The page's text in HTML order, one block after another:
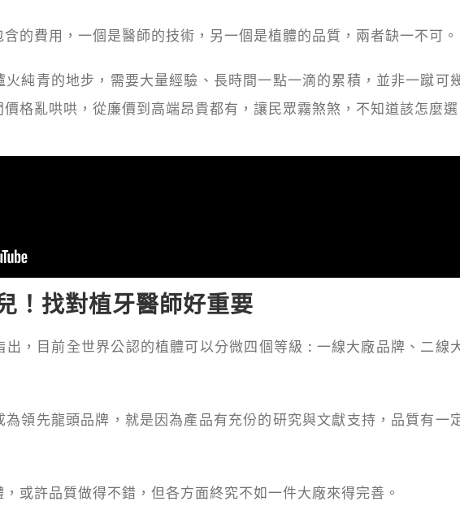
的費用，一個是醫師的技術，另一個是植體的品質，兩者缺一不可。
純青的地步，需要大量經驗、長時間一點一滴的累積，並非一蹴可
格亂哄哄，從廉價到高端昂貴都有，讓民眾霧煞煞，不知道該怎麼選
！找對植牙醫師好重要
出，目前全世界公認的植體可以分微四個等級 : 一線大廠品牌、二線
領先龍頭品牌，就是因為產品有充份的研究與文獻支持，品質有一
或許品質做得不錯，但各方面終究不如一件大廠來得完善。